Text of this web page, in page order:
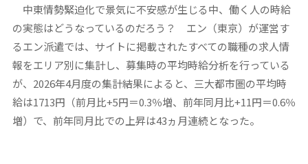
中東情勢緊迫化で景気に不安感が生じる中、働く人の時給
の実態はどうなっているのだろう？ エン（東京）が運営す
るエン派遣では、サイトに掲載されたすべての職種の求人情
報をエリア別に集計し、募集時の平均時給分析を行っている
が、2026年4月度の集計結果によると、三大都市圏の平均時
給は1713円（前月比+5円＝0.3％増、前年同月比+11円＝0.6％
増）で、前年同月比での上昇は43ヵ月連続となった。